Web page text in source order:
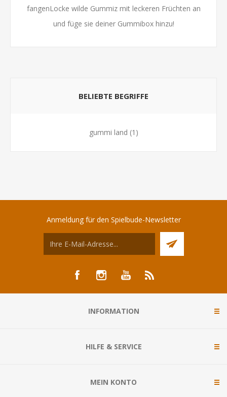
fangenLocke wilde Gummiz mit leckeren Früchten an
und füge sie deiner Gummibox hinzu!
BELIEBTE BEGRIFFE
gummi land (1)
Anmeldung für den Spielbude-Newsletter
INFORMATION
HILFE & SERVICE
MEIN KONTO